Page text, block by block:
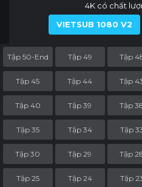
4K có chất
VIETSUB 1080 V2
Tập 50-End Tập 49 Tập
Tập 45 Tập 44 Tập
Tập 40 Tập 39 Tập
Tập 35 Tập 34 Tập
Tập 30 Tập 29 Tập
Tập 25 Tập 24 Tập